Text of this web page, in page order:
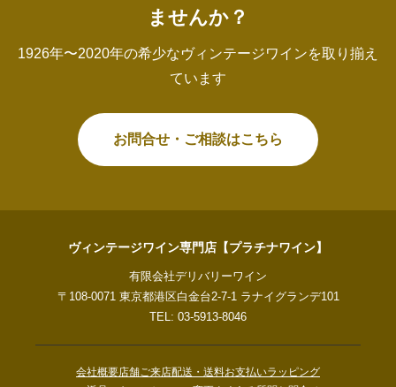
ませんか？
1926年〜2020年の希少なヴィンテージワインを取り揃え
ています
お問合せ・ご相談はこちら
ヴィンテージワイン専門店【プラチナワイン】
有限会社デリバリーワイン
〒108-0071 東京都港区白金台2-7-1 ラナイグランデ101
TEL: 03-5913-8046
会社概要店舗ご来店配送・送料お支払いラッピング